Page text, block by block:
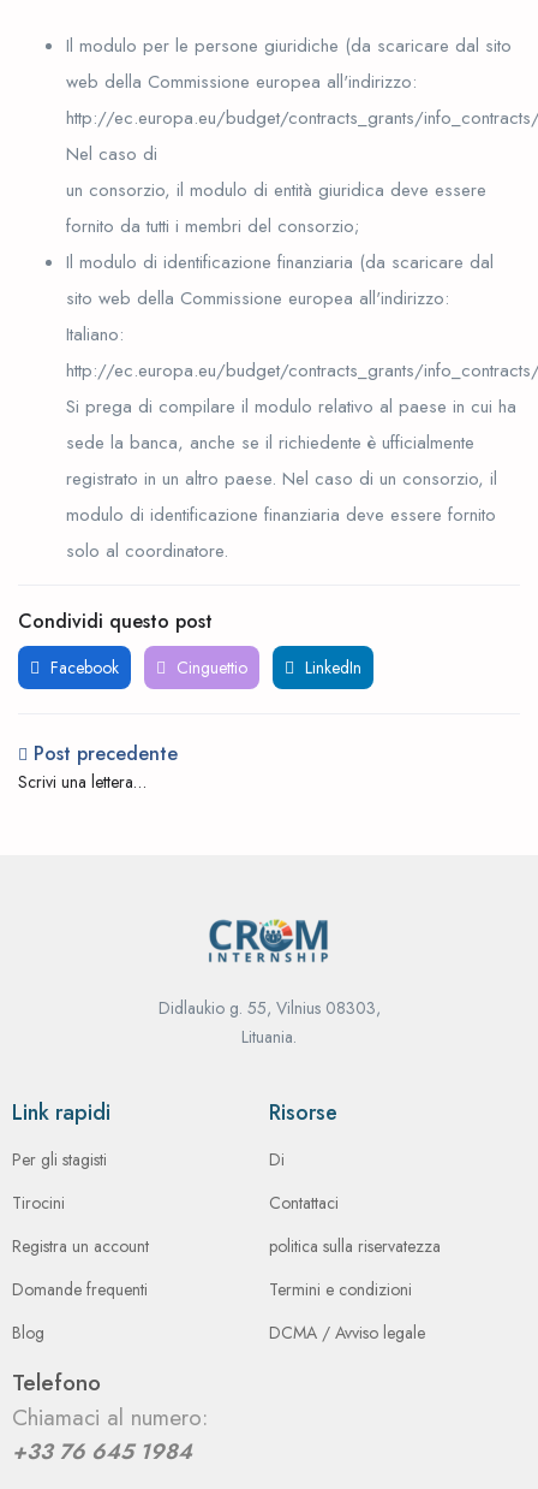
Il modulo per le persone giuridiche (da scaricare dal sito
web della Commissione europea all'indirizzo:
http://ec.europa.eu/budget/contracts_grants/
Nel caso di
un consorzio, il modulo di entità giuridica deve essere
fornito da tutti i membri del consorzio;
Il modulo di identificazione finanziaria (da scaricare dal
sito web della Commissione europea all'indirizzo:
Italiano:
http://ec.europa.eu/budget/contracts_grants/
Si prega di compilare il modulo relativo al paese in cui ha
sede la banca, anche se il richiedente è ufficialmente
registrato in un altro paese. Nel caso di un consorzio, il
modulo di identificazione finanziaria deve essere fornito
solo al coordinatore.
Condividi questo post
Facebook Cinguettio LinkedIn
Post precedente
Scrivi una lettera
Didlaukio g. 55, Vilnius 08303,
Lituania.
Link rapidi
Per gli stagisti
Tirocini
Registra un account
Domande frequenti
Blog
Risorse
Di
Contattaci
politica sulla riservatezza
Termini e condizioni
DCMA / Avviso legale
Telefono
Chiamaci al numero:
+33 76 645 1984